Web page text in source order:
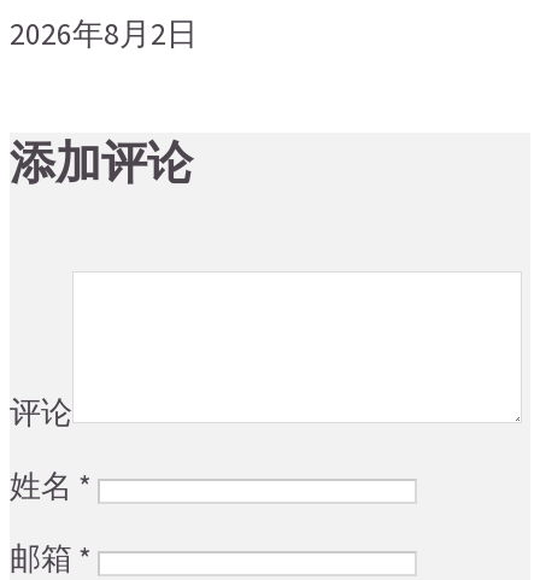
2026年8月2日
添加评论
评论
姓名 *
邮箱 *